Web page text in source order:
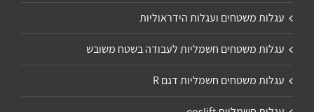
עגלות משטחים ועגלות הידראוליות
עגלות משטחים חשמליות לעבודה בשטח משובש
עגלות משטחים חשמליות דגם R